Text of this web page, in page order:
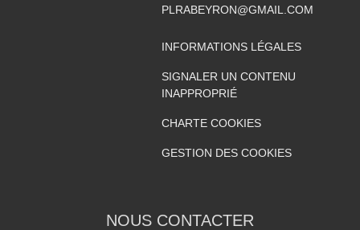
PLRABEYRON@GMAIL.COM
INFORMATIONS LÉGALES
SIGNALER UN CONTENU
INAPPROPRIÉ
CHARTE COOKIES
GESTION DES COOKIES
NOUS CONTACTER